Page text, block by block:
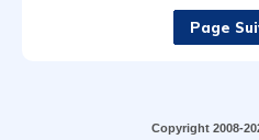
Page
Copyright 2008-